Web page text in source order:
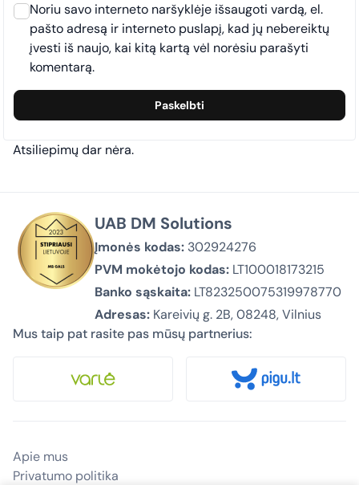
Atsiliepimų dar nėra.
Noriu savo interneto naršyklėje išsaugoti vardą, el.
pašto adresą ir interneto puslapį, kad jų nebereiktų
įvesti iš naujo, kai kitą kartą vėl norėsiu parašyti
komentarą.
UAB DM Solutions
Įmonės kodas: 302924276
PVM mokėtojo kodas: LT100018173215
Banko sąskaita: LT823250075319978770
Adresas: Kareivių g. 2B, 08248, Vilnius
Mus taip pat rasite pas mūsų partnerius:
Apie mus
Privatumo politika